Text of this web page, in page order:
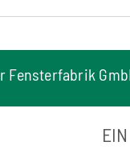
Fensterfabrik